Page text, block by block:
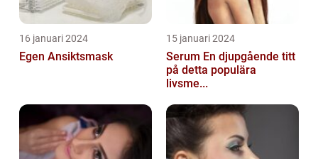
16 januari 2024
Egen Ansiktsmask
15 januari 2024
Serum En djupgående titt
på detta populära
livsme...